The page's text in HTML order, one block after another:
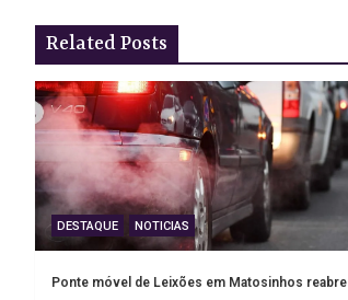
Related Posts
DESTAQUE NOTICIAS
Ponte móvel de Leixões em Matosinhos reabre